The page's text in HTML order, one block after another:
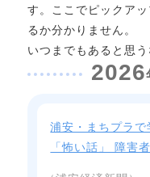
す。ここでピックア
るか分かりません。
いつまでもあると思
2026
浦安・まちプラ
「怖い話」 障害